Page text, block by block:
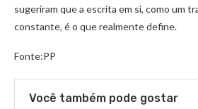
sugeriram que a escrita em si, como um
constante, é o que realmente define.
Fonte:PP
Você também pode gostar